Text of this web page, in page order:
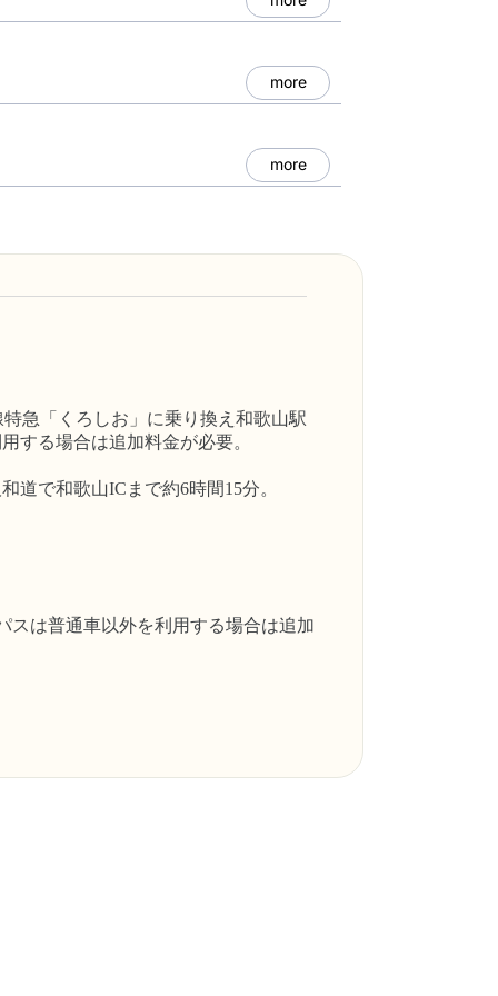
more
more
急「くろしお」に乗り換え和歌山駅
する場合は追加料金が必要。
道で和歌山ICまで約6時間15分。
スは普通車以外を利用する場合は追加